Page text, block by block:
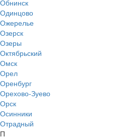
Обнинск
Одинцово
Ожерелье
Озерск
Озеры
Октябрьский
Омск
Орел
Оренбург
Орехово-Зуево
Орск
Осинники
Отрадный
П